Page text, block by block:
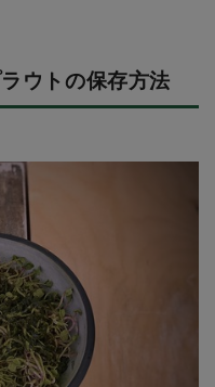
ウトの保存方法